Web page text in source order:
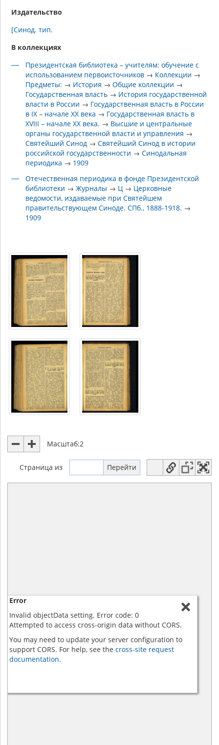
Издательство
[Синод. тип.
В коллекциях
Президентская библиотека – учителям: обучение с
использованием первоисточников → Коллекции →
Предметы: → История →Общие коллекции →
Государственная власть → История государственной
власти в России → Государственная власть в России
в IX – начале XX века → Государственная власть в
XVIII – начале XX века. → Высшие и центральные
органы государственной власти и управления →
Святейший Синод →Святейший Синод в истории
российской государственности →Синодальная
периодика → 1909
Отечественная периодика в фонде Президентской
библиотеки →Журналы → Ц → Церковные
ведомости, издаваемые при Святейшем
правительствующем Синоде. СПб., 1888-1918. →
1909
Масштаб:2
Страница из
Error
Invalid objectData setting. Error code: 0
Attempted to access cross-origin data without CORS.
You may need to update your server configuration to
support CORS. For help, see the cross-site request
documentation.